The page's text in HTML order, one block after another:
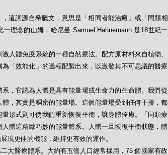
這詞源自希臘文，意思是「相同者能治癒」或「同類相
理念的山姆．哈尼曼 Samuel Hahnemann 是18世紀一
人體免疫系統的一種自然療法。配方原材料來自植物、
「效能化」的過程配製出來，以激發其不可思議的醫療
，它認為人體是具有能量場或生命力的生命體。我們從
，其實是稠密的能量場。這個能量場受到任何干擾，都
形式則可使我們重新恢復平衡，讓身體痊癒。「同類療
體這精緻巧妙的能量體系。人體一旦恢復平衡狀態，體
現更佳的機能，維持更有效的運作。
大醫療體系。大約有五億人口經常採用，75 個國家有政